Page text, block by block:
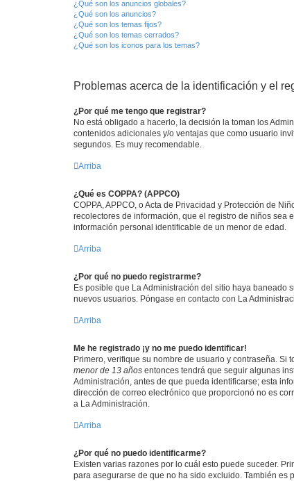
¿Qué son los anuncios globales?
¿Qué son los anuncios?
¿Qué son los temas fijos?
¿Qué son los temas cerrados?
¿Qué son los iconos para los temas?
Problemas acerca de la identificación y el
¿Por qué me tengo que registrar?
No está obligado a hacerlo, la decisión la toman los
contenidos adicionales y/o ventajas que como usuario
segundos. Es muy recomendable.
Arriba
¿Qué es COPPA? (APPCO)
COPPA, APPCO, o Acta de Privacidad y Protección de
recolectores de información, que el registro de niños sea
información personal identificable de un menor de edad.
Arriba
¿Por qué no puedo registrarme?
Es posible que La Administración del sitio haya baneado
nuevos usuarios. Póngase en contacto con La
Arriba
Me he registrado ¡y no me puedo identificar!
Primero, verifique su nombre de usuario y contraseña. Si
menor de 13 años entonces tendrá que seguir algunas
Administración, antes de que pueda identificarse; esta
dirección de correo electrónico que proporcionó no es
a La Administración.
Arriba
¿Por qué no puedo identificarme?
Existen varias razones por lo cuál esto puede suceder.
para asegurarse de que no ha sido excluido. También es